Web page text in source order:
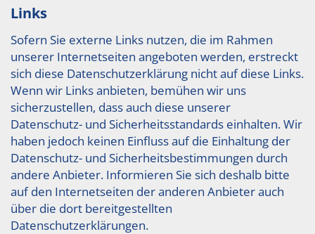
Links
Sofern Sie externe Links nutzen, die im Rahmen
unserer Internetseiten angeboten werden, erstreckt
sich diese Datenschutzerklärung nicht auf diese Links.
Wenn wir Links anbieten, bemühen wir uns
sicherzustellen, dass auch diese unserer
Datenschutz- und Sicherheitsstandards einhalten. Wir
haben jedoch keinen Einfluss auf die Einhaltung der
Datenschutz- und Sicherheitsbestimmungen durch
andere Anbieter. Informieren Sie sich deshalb bitte
auf den Internetseiten der anderen Anbieter auch
über die dort bereitgestellten
Datenschutzerklärungen.